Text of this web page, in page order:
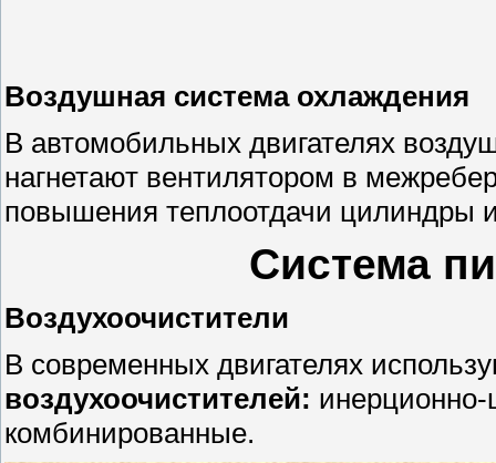
Воздушная система охлаждения
В автомобильных двигателях
нагнетают вентилятором в
повышения теплоотдачи цилиндры
Система
Воздухоочистители
В современных двигателях
воздухоочистителей:
комбинированные.